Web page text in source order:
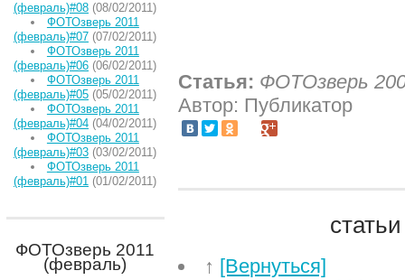
(февраль)#08 (08/02/2011)
ФОТОзверь 2011
(февраль)#07 (07/02/2011)
ФОТОзверь 2011
(февраль)#06 (06/02/2011)
ФОТОзверь 2011
(февраль)#05 (05/02/2011)
ФОТОзверь 2011
(февраль)#04 (04/02/2011)
ФОТОзверь 2011
(февраль)#03 (03/02/2011)
ФОТОзверь 2011
(февраль)#01 (01/02/2011)
ФОТОзверь 2011
(февраль)
Статья: ФОТОзверь
Автор: Публикатор
↑ [Вернуться]